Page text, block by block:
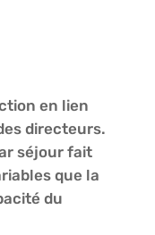
en lien
directeurs.
séjour fait
que la
du